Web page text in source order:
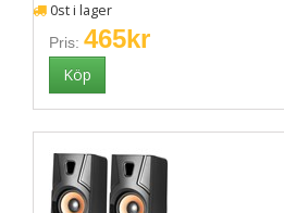
0st i lager
Pris: 465kr